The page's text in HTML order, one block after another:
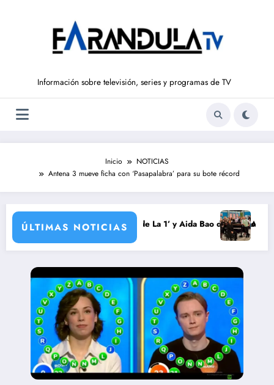
Información sobre televisión, series y programas de TV
Inicio
NOTICIAS
Antena 3 mueve ficha con ‘Pasapalabra’ para su bote récord
ÚLTIMAS NOTICIAS
vuelve a ‘La Hora de La 1’ y Aida Bao da el salto a ‘Mañaneros
Adiós a ‘Cine de